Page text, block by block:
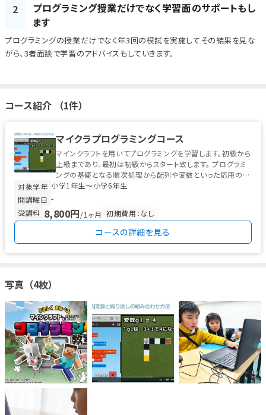
2
プログラミング授業だけでなく学習面のサポートもし
ます
プログラミングの授業だけでなく年3回の模試を実施してその結果を見な
がら、3者面談で学習のアドバイスもしていきます。
コース紹介 （1件）
マイクラプログラミングコース
マインクラフトを用いてプログラミングを学習します。初級から
上級まであり、最初は初級からスタート致します。 プログラミ
ングの基礎となる順次処理から配列や変数といった応用のテ
クニックまで学ぶことが...
対象学年 小学1年生〜小学6年生
開講曜日 -
受講料 8,800円/1ヶ月 初期費用：なし
コースの詳細を見る
写真（4枚）